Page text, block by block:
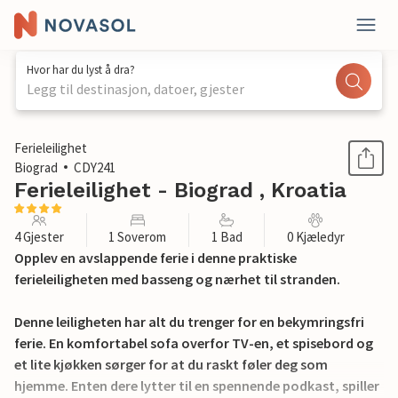
Hvor har du lyst å dra?
Legg til destinasjon, datoer, gjester
1 / 20
Ferieleilighet
Biograd
CDY241
Ferieleilighet - Biograd , Kroatia
4 Gjester 1 Soverom 1 Bad 0 Kjæledyr
Opplev en avslappende ferie i denne praktiske
ferieleiligheten med basseng og nærhet til stranden.
Denne leiligheten har alt du trenger for en bekymringsfri
ferie. En komfortabel sofa overfor TV-en, et spisebord og
et lite kjøkken sørger for at du raskt føler deg som
hjemme. Enten dere lytter til en spennende podkast, spiller